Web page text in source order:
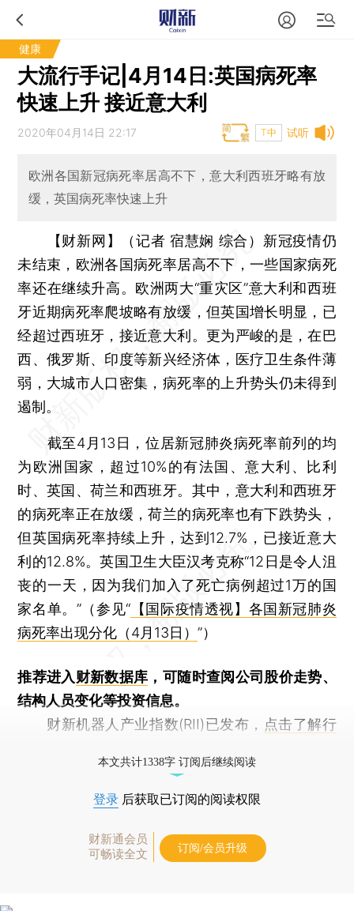
健康
大流行手记|4月14日:英国病死率
快速上升 接近意大利
试听
2020年04月14日 22:17 T中
欧洲各国新冠病死率居高不下，意大利西班牙略有放
缓，英国病死率快速上升
【财新网】（记者 宿慧娴 综合） 新冠疫情仍
未结束，欧洲各国病死率居高不下，一些国家病死
率还在继续升高。欧洲两大“重灾区”意大利和西班
牙近期病死率爬坡略有放缓，但英国增长明显，已
经超过西班牙，接近意大利。更为严峻的是，在巴
西、俄罗斯、印度等新兴经济体，医疗卫生条件薄
弱，大城市人口密集，病死率的上升势头仍未得到
遏制。
截至4月13日，位居新冠肺炎病死率前列的均
为欧洲国家，超过10%的有法国、意大利、比利
时、英国、荷兰和西班牙。其中，意大利和西班牙
的病死率正在放缓，荷兰的病死率也有下跌势头，
但英国病死率持续上升，达到12.7%，已接近意大
利的12.8%。英国卫生大臣汉考克称“12日是令人沮
丧的一天，因为我们加入了死亡病例超过1万的国
家名单。”（参见“ 【国际疫情透视】各国新冠肺炎
病死率出现分化（4月13日）”）
推荐进入财新数据库 ，可随时查阅公司股价走势、
结构人员变化等投资信息。
财新机器人产业指数(RII)已发布， 点击了解行
本文共计1338字 订阅后继续阅读
登录 后获取已订阅的阅读权限
财新通会员
可畅读全文
订阅/会员升级